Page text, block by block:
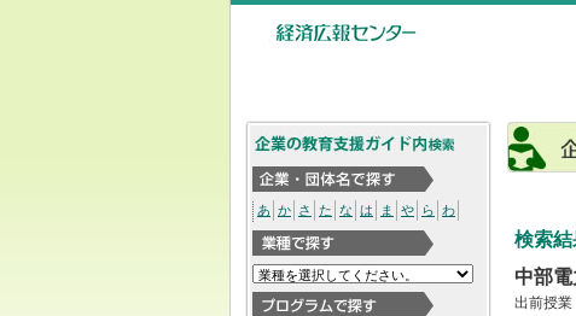
あ か さ た な は ま や ら わ
検索結
中部
出前授業